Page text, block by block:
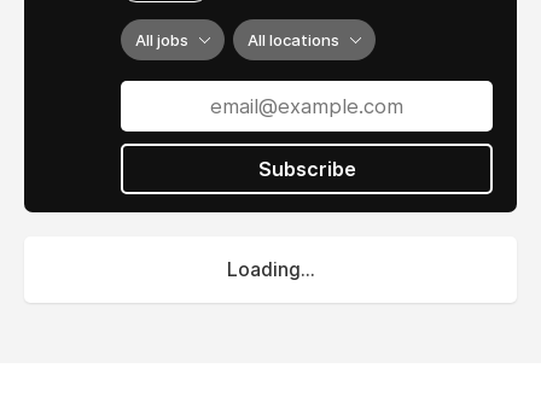
All jobs All locations
Subscribe
Loading...